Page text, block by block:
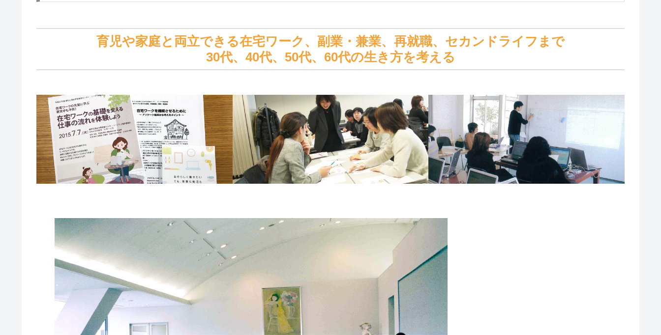
育児や家庭と両立できる在宅ワーク、副業・兼業、再就職、セカンドライフまで
30代、40代、50代、60代の生き方を考える